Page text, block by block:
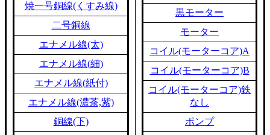
焼一号銅線(くすみ線)
二号銅線
エナメル線(太)
エナメル線(細)
エナメル線(紙付)
エナメル線(濃茶,紫)
銅線(下)
黒モーター
モーター
コイル(モーターコア)A
コイル(モーターコア)B
コイル(モーターコア)鉄
なし
ポンプ